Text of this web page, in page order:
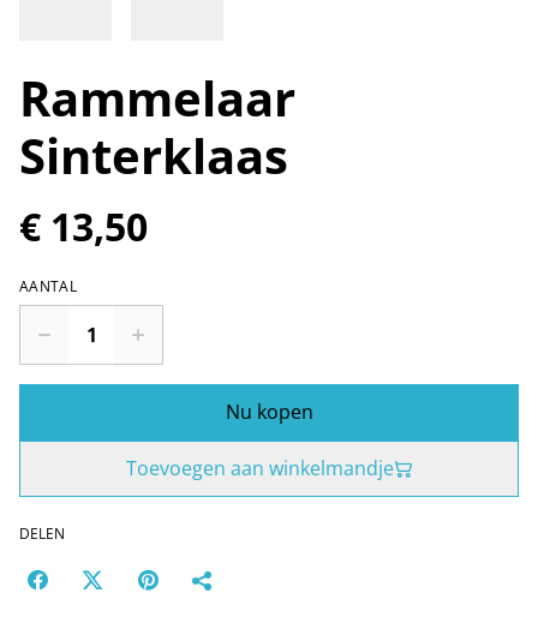
Rammelaar
Sinterklaas
€ 13,50
AANTAL
Nu kopen
Toevoegen aan winkelmandje
DELEN